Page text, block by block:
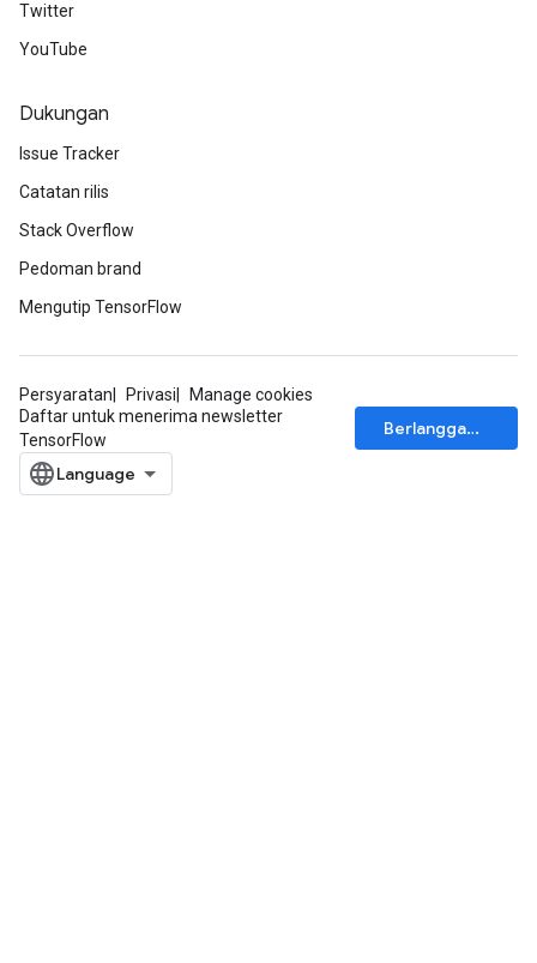
Twitter
YouTube
Dukungan
Issue Tracker
Catatan rilis
Stack Overflow
Pedoman brand
Mengutip TensorFlow
Persyaratan Privasi
Manage cookies
Daftar untuk menerima newsletter
TensorFlow
Berlangganan